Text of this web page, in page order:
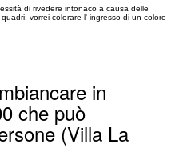
di rivedere intonaco a causa delle
vorrei colorare l' ingresso di un colore
in
che può
(Villa La